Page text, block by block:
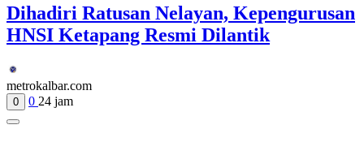
Dihadiri Ratusan Nelayan, Kepengurusan
HNSI Ketapang Resmi Dilantik
metrokalbar.com
0 0 24 jam